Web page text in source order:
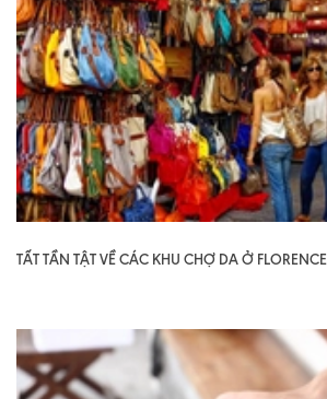
TẤT TẦN TẬT VỀ CÁC KHU CHỢ DA Ở FLORENCE